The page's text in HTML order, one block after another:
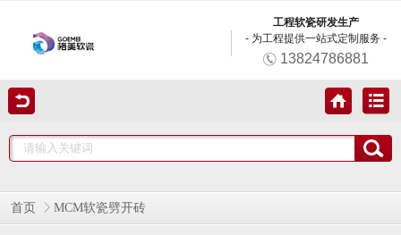
工程软瓷研发生产
- 为工程提供一站式定制服务 -
13824786881
首页 MCM软瓷劈开砖